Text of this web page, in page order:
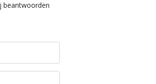
beantwoorden